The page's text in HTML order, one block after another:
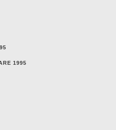
1995